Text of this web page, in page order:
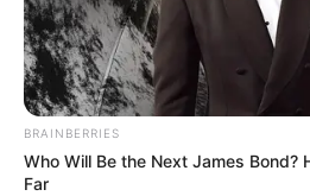
Was sind Mücken- und
Fliegenschutzpflanzen?
für die Insektenjagd in
BRAINBERRIES
Who Will Be the Next James Bond?
Far